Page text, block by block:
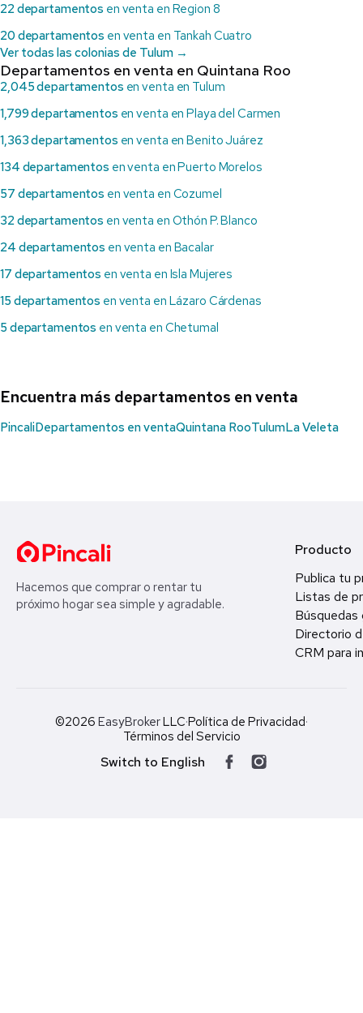
22 departamentos en venta en Region 8
20 departamentos en venta en Tankah Cuatro
Ver todas las colonias de Tulum →
Departamentos en venta en Quintana Roo
2,045 departamentos en venta en Tulum
1,799 departamentos en venta en Playa del Carmen
1,363 departamentos en venta en Benito Juárez
134 departamentos en venta en Puerto Morelos
57 departamentos en venta en Cozumel
32 departamentos en venta en Othón P. Blanco
24 departamentos en venta en Bacalar
17 departamentos en venta en Isla Mujeres
15 departamentos en venta en Lázaro Cárdenas
5 departamentos en venta en Chetumal
Encuentra más departamentos en venta
PincaliDepartamentos en ventaQuintana RooTulumLa Veleta
Hacemos que comprar o rentar tu
próximo hogar sea simple y agradable.
Producto
Publica tu
Listas de
Búsquedas
Directorio
CRM para
©2026 EasyBrokerLLC·Política de Privacidad·
Términos del Servicio
Switch to English